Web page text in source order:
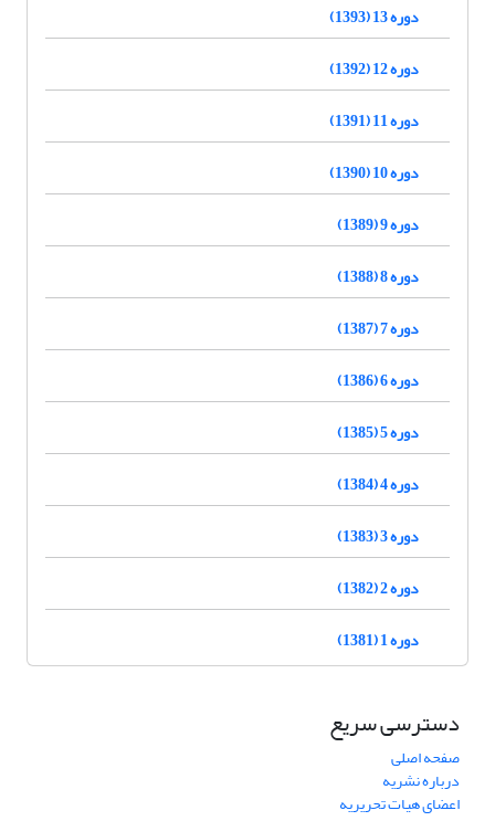
دوره 13 (1393)
دوره 12 (1392)
دوره 11 (1391)
دوره 10 (1390)
دوره 9 (1389)
دوره 8 (1388)
دوره 7 (1387)
دوره 6 (1386)
دوره 5 (1385)
دوره 4 (1384)
دوره 3 (1383)
دوره 2 (1382)
دوره 1 (1381)
دسترسی سریع
صفحه اصلی
درباره نشریه
اعضای هیات تحریریه